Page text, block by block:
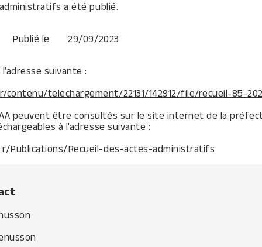
a été publié.
Publié le 29/09/2023
suivante :
contenu/telechargement/22131/142912/file/recueil-85-
peuvent être consultés sur le site internet de la
à l’adresse suivante :
Publications/Recueil-des-actes-administratifs